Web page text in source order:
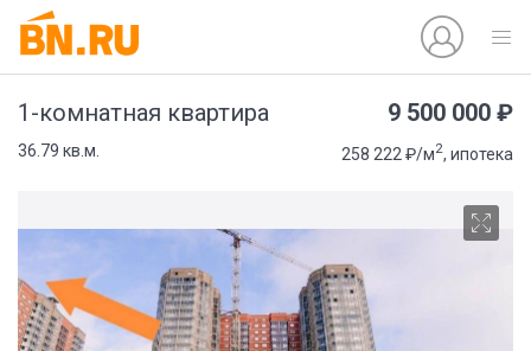
1-комнатная квартира 9 500 000 ₽
36.79 кв.м. 258 222 ₽/м2, ипотека